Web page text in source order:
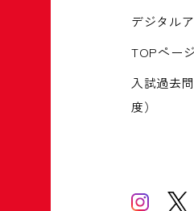
デジタル
TOPページ
入試過去
度）